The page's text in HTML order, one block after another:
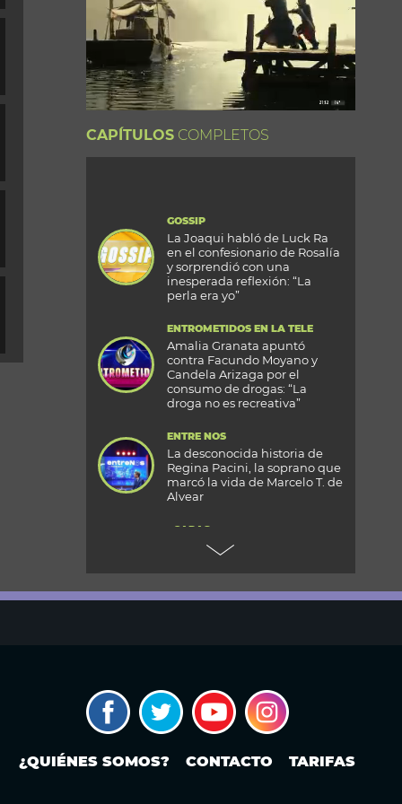
CAPÍTULOS COMPLETOS
GOSSIP
La Joaqui habló de Luck Ra
en el confesionario de Rosalía
y sorprendió con una
inesperada reflexión: “La
perla era yo”
ENTROMETIDOS EN LA TELE
Amalia Granata apuntó
contra Facundo Moyano y
Candela Arizaga por el
consumo de drogas: “La
droga no es recreativa”
ENTRE NOS
La desconocida historia de
Regina Pacini, la soprano que
marcó la vida de Marcelo T. de
Alvear
+CARAS
Gala 33 Aniversario de Caras:
fiesta en el Palacio
Reconquista
MODO FONTEVECCHIA
El Papa León XIV visitará la
¿cuándo? ¿En qué ciudades o
¿QUIÉNES SOMOS? CONTACTO TARIFAS